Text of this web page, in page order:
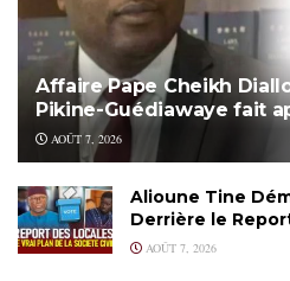
Affaire Pape Cheikh
Pikine-Guédiawaye fait
AOÛT 7, 2026
Alioune Tine
Derrière le
AOÛT 7, 2026